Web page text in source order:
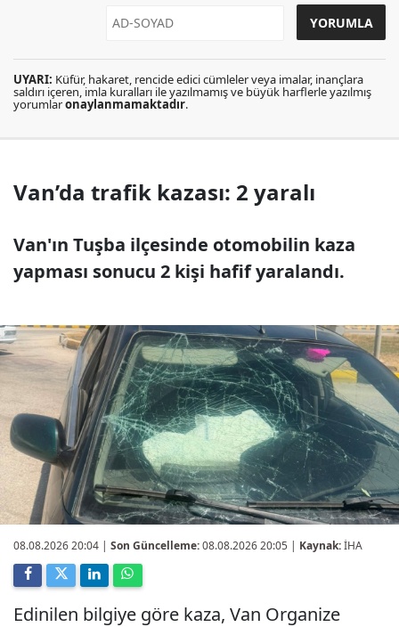
UYARI: Küfür, hakaret, rencide edici cümleler veya imalar, inançlara
saldırı içeren, imla kuralları ile yazılmamış ve büyük harflerle yazılmış
yorumlaronaylanmamaktadır.
Van’da trafik kazası: 2 yaralı
Van'ın Tuşba ilçesinde otomobilin kaza
yapması sonucu 2 kişi hafif yaralandı.
08.08.2026 20:04 | Son Güncelleme:08.08.2026 20:05 | Kaynak:İHA
Edinilen bilgiye göre kaza, Van Organize